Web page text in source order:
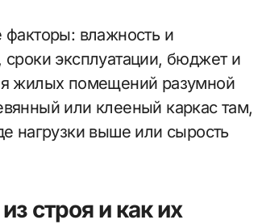
влажность и
эксплуатации, бюджет и
жилых помещений разумной
или клееный каркас там,
нагрузки выше или сырость
строя и как их